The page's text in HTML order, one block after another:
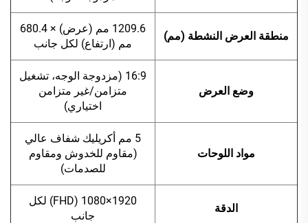
منطقة العرض النشطة (مم)
1209.6 مم (عرض) × 680.4
مم (ارتفاع) لكل جانب
وضع العرض
16:9 (مزدوجة الوجه، تشغيل
متزامن/غير متزامن
اختياري)
مواد اللوحات
5 مم أكريليك شفاف عالي
(مقاوم للخدوش ومقاوم
للصدمات)
الدقة
1920×1080 (FHD) لكل
جانب